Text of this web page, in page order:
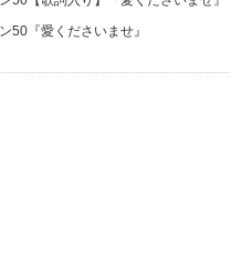
50 『愛くださいませ』